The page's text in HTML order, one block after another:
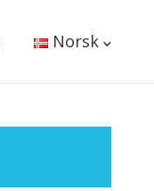
Norsk